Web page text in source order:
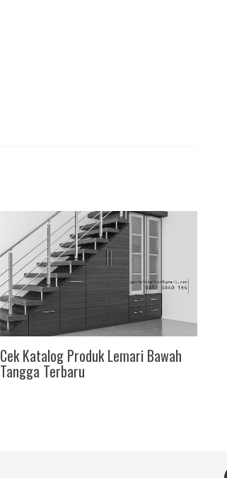
Cek Katalog Produk Lemari Bawah
Tangga Terbaru